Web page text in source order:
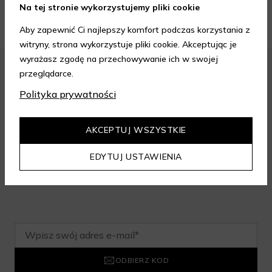
Zapisz się do newslettera i odbierz
rabat na aelia.pl:
-15% na cały nieprzeceniony asortyment przy minimalnej
ODBIERZ KOD
Na tej stronie wykorzystujemy pliki cookie
Aby zapewnić Ci najlepszy komfort podczas korzystania z
witryny, strona wykorzystuje pliki cookie. Akceptując je
wyrażasz zgodę na przechowywanie ich w swojej
przeglądarce.
Polityka prywatności
EDYTUJ USTAWIENIA
AKCEPTUJ WSZYSTKIE